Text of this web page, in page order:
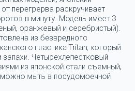
перегрерва раскручивает
в минуту. Модель имеет 3
оранжевый и серебристый).
из безвредного
пластика Tritan, который
запахи. Четырехлепестковый
из японской стали съемный,
мыть в посудомоечной